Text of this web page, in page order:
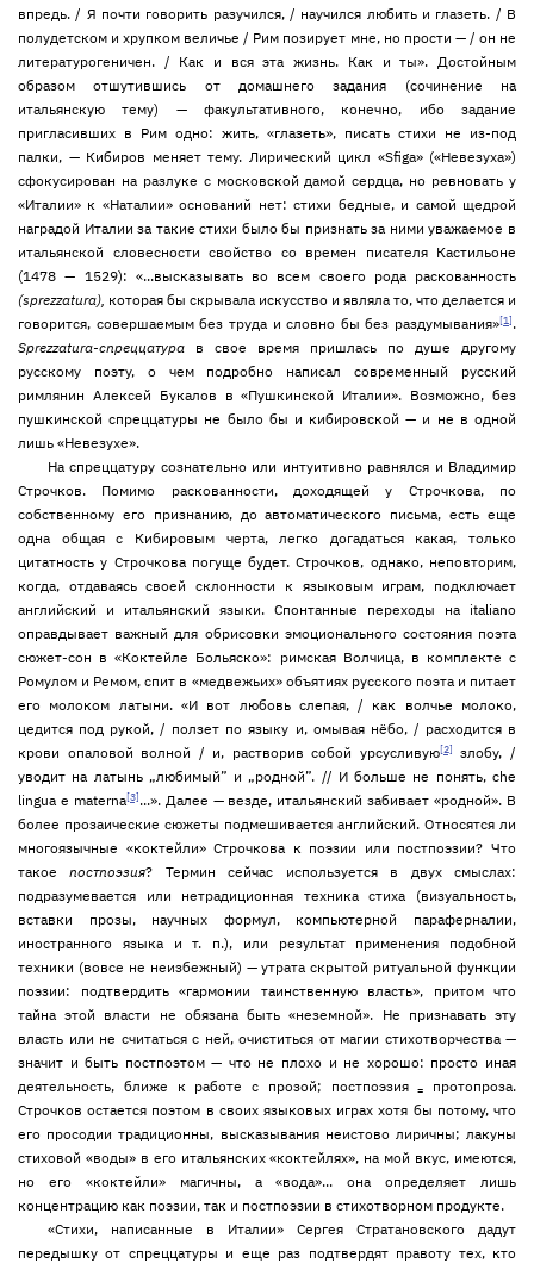
впредь. / Я почти говорить разучился, / научился любить и глазеть. / В
полудетском и хрупком величье / Рим позирует мне, но прости — / он не
литературогеничен. / Как и вся эта жизнь. Как и ты». Достойным
образом отшутившись от домашнего задания (сочинение на
итальянскую тему) — факультативного, конечно, ибо задание
пригласивших в Рим одно: жить, «глазеть», писать стихи не из-под
палки, — Кибиров меняет тему. Лирический цикл «Sfiga» («Невезуха»)
сфокусирован на разлуке с московской дамой сердца, но ревновать у
«Италии» к «Наталии» оснований нет: стихи бедные, и самой щедрой
наградой Италии за такие стихи было бы признать за ними уважаемое в
итальянской словесности свойство со времен писателя Кастильоне
(1478 — 1529): «...высказывать во всем своего рода раскованность
(sprezzatura), которая бы скрывала искусство и являла то, что делается и
говорится, совершаемым без труда и словно бы без раздумывания»[1].
Sprezzatura-спреццатура в свое время пришлась по душе другому
русскому поэту, о чем подробно написал современный русский
римлянин Алексей Букалов в «Пушкинской Италии». Возможно, без
пушкинской спреццатуры не было бы и кибировской — и не в одной
лишь «Невезухе».
На спреццатуру сознательно или интуитивно равнялся и Владимир
Строчков. Помимо раскованности, доходящей у Строчкова, по
собственному его признанию, до автоматического письма, есть еще
одна общая с Кибировым черта, легко догадаться какая, только
цитатность у Строчкова погуще будет. Строчков, однако, неповторим,
когда, отдаваясь своей склонности к языковым играм, подключает
английский и итальянский языки. Спонтанные переходы на italiano
оправдывает важный для обрисовки эмоционального состояния поэта
сюжет-сон в «Коктейле Больяско»: римская Волчица, в комплекте с
Ромулом и Ремом, спит в «медвежьих» объятиях русского поэта и питает
его молоком латыни. «И вот любовь слепая, / как волчье молоко,
цедится под рукой, / ползет по языку и, омывая нёбо, / расходится в
крови опаловой волной / и, растворив собой урсусливую[2]
злобу, /
уводит на латынь „любимый” и „родной”. // И больше не понять, che
lingua e materna[3]...». Далее — везде, итальянский забивает «родной». В
более прозаические сюжеты подмешивается английский. Относятся ли
многоязычные «коктейли» Строчкова к поэзии или постпоэзии? Что
такоепостпоэзия? Термин сейчас используется в двух смыслах:
подразумевается или нетрадиционная техника стиха (визуальность,
вставки прозы, научных формул, компьютерной параферналии,
иностранного языка и т. п.), или результат применения подобной
техники (вовсе не неизбежный) — утрата скрытой ритуальной функции
поэзии: подтвердить «гармонии таинственную власть», притом что
тайна этой власти не обязана быть «неземной». Не признавать эту
власть или не считаться с ней, очиститься от магии стихотворчества —
значит и быть постпоэтом — что не плохо и не хорошо: просто иная
деятельность, ближе к работе с прозой; постпоэзия=
протопроза.
Строчков остается поэтом в своих языковых играх хотя бы потому, что
его просодии традиционны, высказывания неистово лиричны; лакуны
стиховой «воды» в его итальянских «коктейлях», на мой вкус, имеются,
но его «коктейли» магичны, а «вода»... она определяет лишь
концентрацию как поэзии, так и постпоэзии в стихотворном продукте.
«Стихи, написанные в Италии» Сергея Стратановского дадут
передышку от спреццатуры и еще раз подтвердят правоту тех, кто